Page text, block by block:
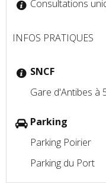
Consultations
INFOS PRATIQUES
SNCF
Gare d'Antibes à
Parking
Parking Poirier
Parking du Port